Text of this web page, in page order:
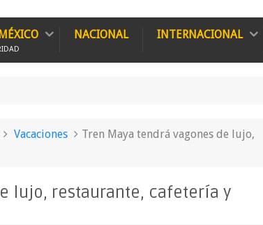
NACIONAL INTERNACIONAL
Vacaciones
Tren Maya tendrá vagones de lujo,
lujo, restaurante, cafetería y